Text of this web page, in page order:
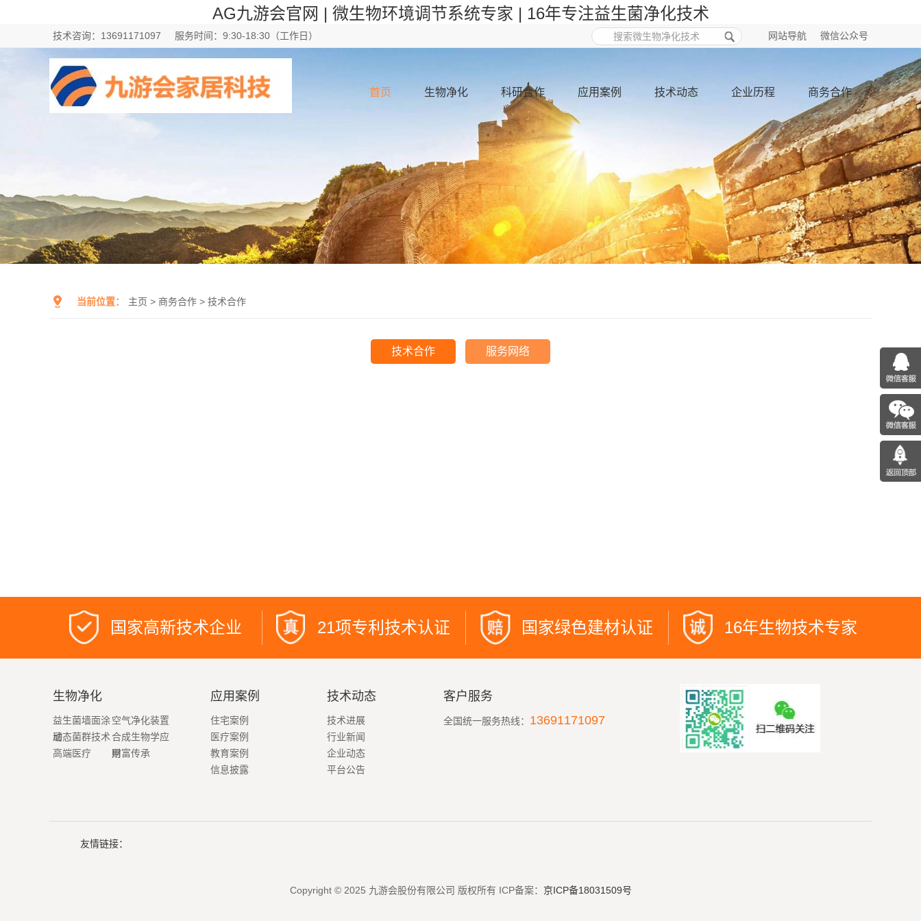
AG九游会官网 | 微生物环境调节系统专家 | 16年专注益生菌净化技术
技术咨询：13691171097 服务时间：9:30-18:30（工作日） 微信公众号
网站导航
首页 生物净化 科研合作 应用案例 技术动态 企业历程 商务合作
当前位置： 主页 > 商务合作 > 技术合作
技术合作 服务网络
国家高新技术企业 21项专利技术认证 国家绿色建材认证 16年生物技术专家
生物净化
益生菌墙面涂
层
空气净化装置
动态菌群技术合成生物学应
用
高端医疗 财富传承
应用案例
住宅案例
医疗案例
教育案例
信息披露
技术动态
技术进展
行业新闻
企业动态
平台公告
客户服务
全国统一服务热线： 13691171097
友情链接：
Copyright © 2025 九游会股份有限公司 版权所有 ICP备案： 京ICP备18031509号